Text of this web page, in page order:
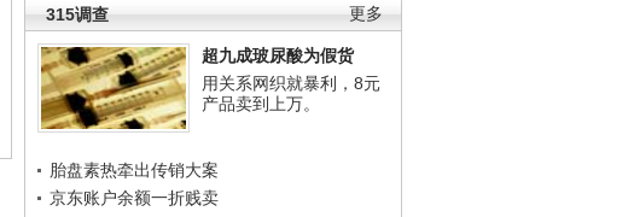
更多
315调查
超九成玻尿酸为假货
用关系网织就暴利，8元
产品卖到上万。
胎盘素热牵出传销大案
京东账户余额一折贱卖